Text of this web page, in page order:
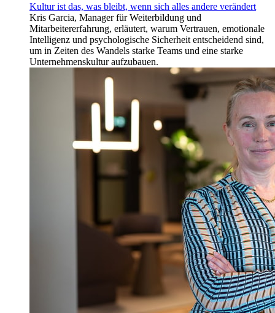
Kultur ist das, was bleibt, wenn sich alles andere verändert
Kris Garcia, Manager für Weiterbildung und
Mitarbeitererfahrung, erläutert, warum Vertrauen, emotionale
Intelligenz und psychologische Sicherheit entscheidend sind,
um in Zeiten des Wandels starke Teams und eine starke
Unternehmenskultur aufzubauen.